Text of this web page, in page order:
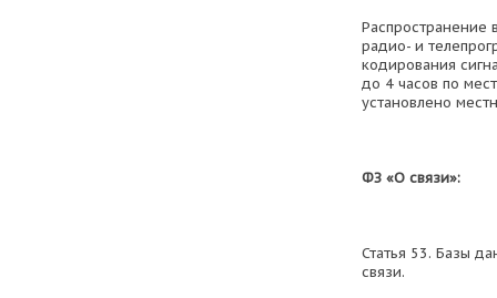
Распространение
радио- и
кодирования
до 4 часов по
установлено
ФЗ «О связи»:
Статья 53. Базы
связи.